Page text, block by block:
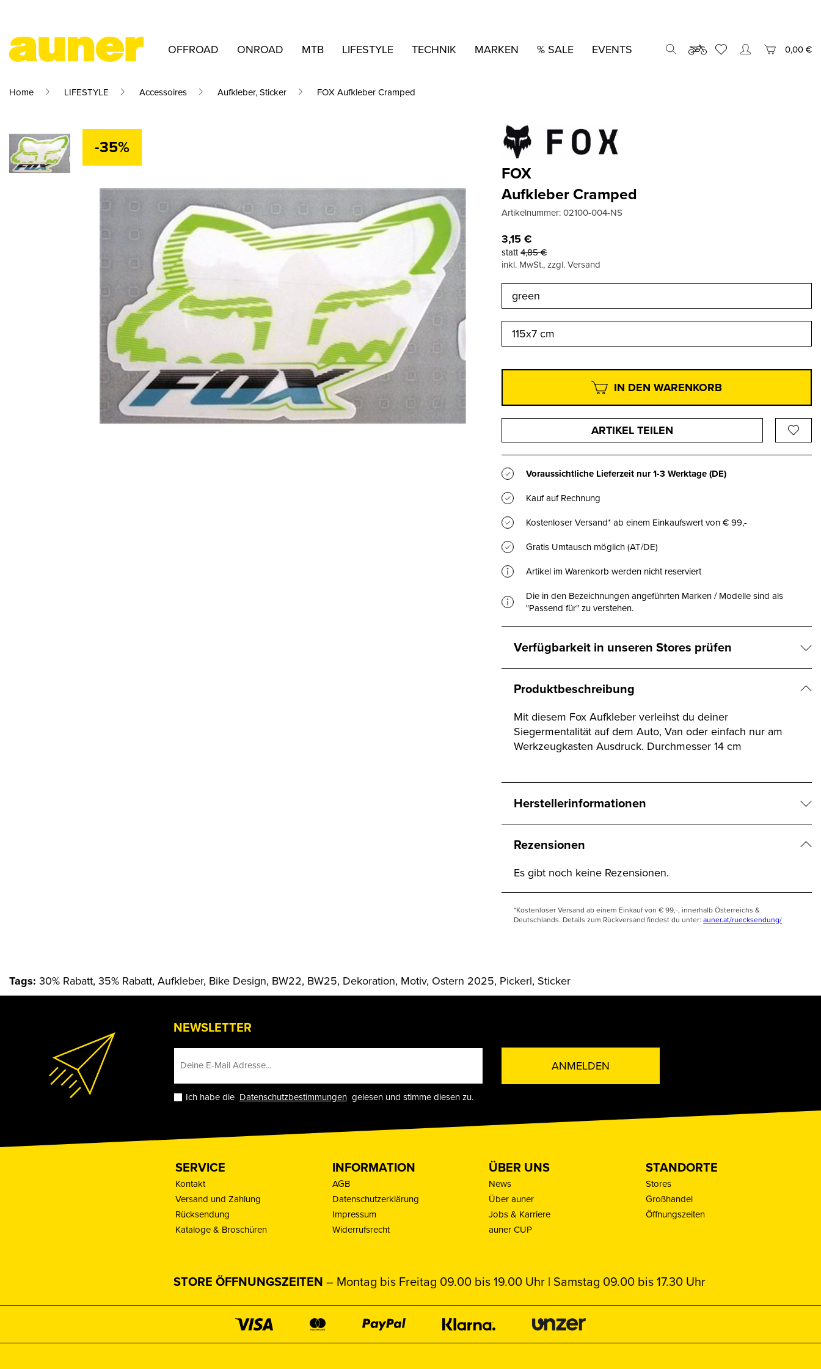
OFFROAD ONROAD MTB LIFESTYLE TECHNIK MARKEN % SALE EVENTS 0,00 €
Home LIFESTYLE Accessoires Aufkleber, Sticker FOX Aufkleber Cramped
-35%
FOX
Aufkleber Cramped
Artikelnummer:02100-004-NS
3,15€
statt4,85€
inkl. MwSt., zzgl. Versand
green
115x7 cm
IN DEN WARENKORB
ARTIKEL TEILEN
Voraussichtliche Lieferzeit nur1-3 Werktage(DE)
Kauf auf Rechnung
Kostenloser Versand* ab einem Einkaufswert von € 99,-
Gratis Umtausch möglich (AT/DE)
Artikel im Warenkorb werden nicht reserviert
Die in den Bezeichnungen angeführten Marken / Modelle sind als
"Passend für" zu verstehen.
Verfügbarkeit in unseren Stores prüfen
Produktbeschreibung
Mit diesem Fox Aufkleber verleihst du deiner
Siegermentalität auf dem Auto, Van oder einfach nur am
Werkzeugkasten Ausdruck. Durchmesser 14 cm
Herstellerinformationen
Rezensionen
Es gibt noch keine Rezensionen.
*Kostenloser Versand ab einem Einkauf von € 99,-, innerhalb Österreichs &
Deutschlands. Details zum Rückversand findest du unter:auner.at/ruecksendung/
Tags: 30% Rabatt, 35% Rabatt, Aufkleber, Bike Design, BW22, BW25, Dekoration, Motiv, Ostern 2025, Pickerl, Sticker
NEWSLETTER
Ich habe die Datenschutzbestimmungengelesen und stimme diesen zu.
ANMELDEN
SERVICE
Kontakt
Versand und Zahlung
Rücksendung
Kataloge & Broschüren
INFORMATION
AGB
Datenschutzerklärung
Impressum
Widerrufsrecht
ÜBER UNS
News
Über auner
Jobs & Karriere
auner CUP
STANDORTE
Stores
Großhandel
Öffnungszeiten
STORE ÖFFNUNGSZEITEN – Montag bis Freitag 09.00 bis 19.00 Uhr | Samstag 09.00 bis 17.30 Uhr